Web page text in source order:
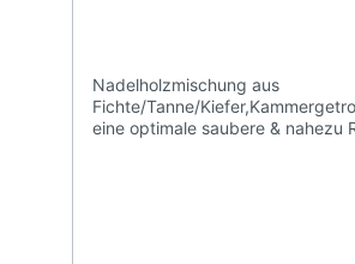
Nadelholzmischung aus
Fichte/Tanne/
eine optimale saubere & nahezu